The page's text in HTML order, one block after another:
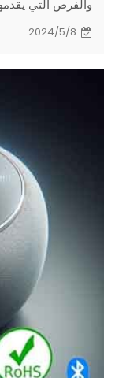
والفرص التي
2024/5/8